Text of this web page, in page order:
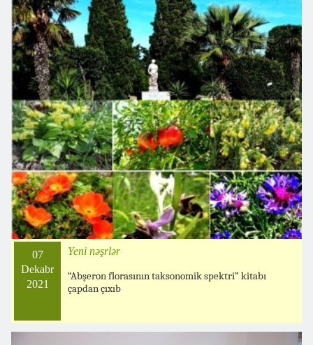
07
Dekabr
2021
Yeni nəşrlər
“Abşeron florasının taksonomik spektri” kitabı
çapdan çıxıb